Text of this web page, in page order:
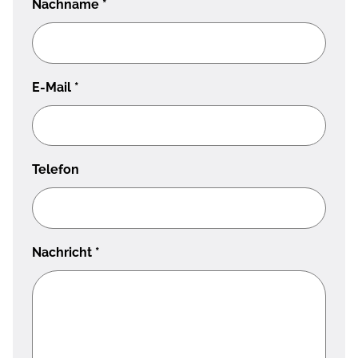
Nachname *
E-Mail *
Telefon
Nachricht *